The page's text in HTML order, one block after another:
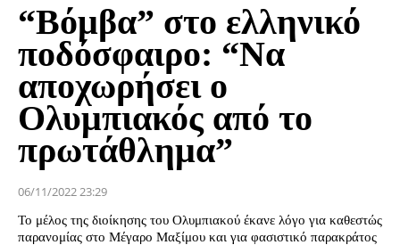
“Βόμβα” στο ελληνικό
ποδόσφαιρο: “Να
αποχωρήσει ο
Ολυμπιακός από το
πρωτάθλημα”
06/11/2022 23:29
Το μέλος της διοίκησης του Ολυμπιακού έκανε λόγο για καθεστώς
παρανομίας στο Μέγαρο Μαξίμου και για φασιστικό παρακράτος